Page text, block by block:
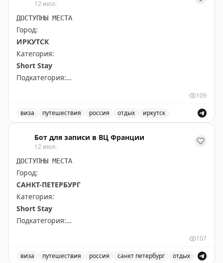
The Gate with Brian Cohen
12 июл.
ДОСТУПНЫ МЕСТА
Город:
ИРКУТСК
Категория:
Short Stay
Подкатегория:
Доступны даты:
📆28.09.2026 (3 шт.): 10:00, 12:00, 9:00
Всего свободных мест:
109
виза путешествия россия отдых иркутск
Бот для записи в ВЦ Франции
12 июл.
ДОСТУПНЫ МЕСТА
Город:
САНКТ-ПЕТЕРБУРГ
Категория:
Short Stay
Подкатегория:
107
виза путешествия россия санкт петербург отдых